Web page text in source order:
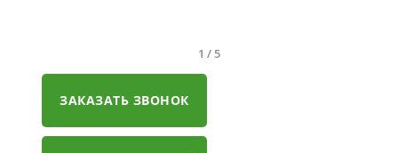
1 / 5
ЗАКАЗАТЬ ЗВОНОК